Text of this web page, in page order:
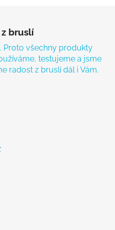
bruslí
Proto všechny produkty
testujeme a jsme
radost z bruslí dál i Vám.